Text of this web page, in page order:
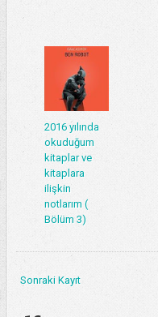
2016 yılında
okuduğum
kitaplar ve
kitaplara
ilişkin
notlarım (
Bölüm 3)
Sonraki Kayıt